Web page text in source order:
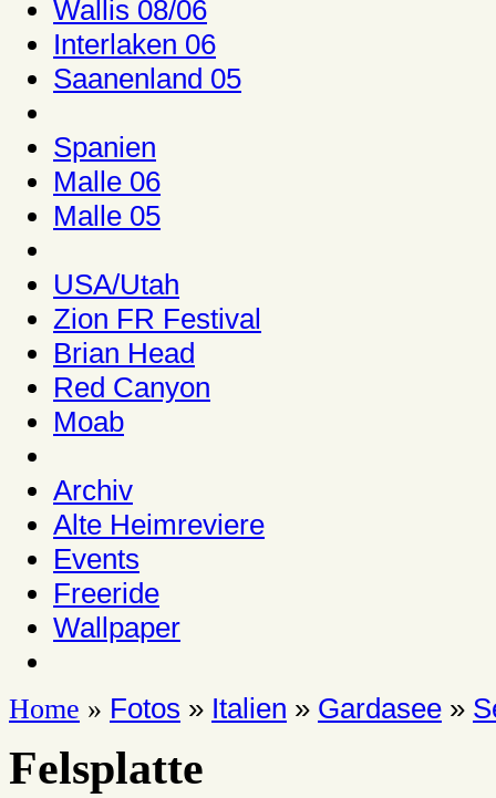
Wallis 08/06
Interlaken 06
Saanenland 05
Spanien
Malle 06
Malle 05
USA/Utah
Zion FR Festival
Brian Head
Red Canyon
Moab
Archiv
Alte Heimreviere
Events
Freeride
Wallpaper
Home » Fotos » Italien » Gardasee »
Felsplatte